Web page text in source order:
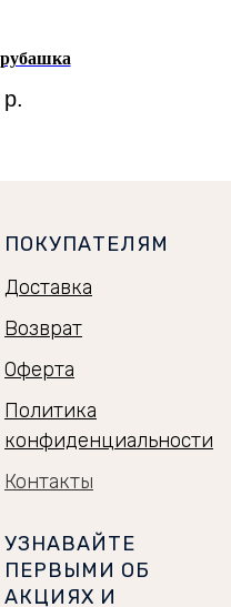
р.
ПОКУПАТЕЛЯМ
Доставка
Возврат
Оферта
Политика
конфиденциальности
Контакты
УЗНАВАЙТЕ
ПЕРВЫМИ ОБ
АКЦИЯХ И